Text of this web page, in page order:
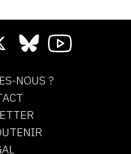
NOUS ?